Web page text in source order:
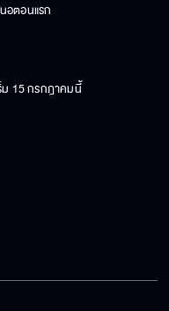
อตอนแรก
ม 15 กรกฎาคมนี้